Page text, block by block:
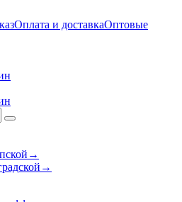
Оплата и доставкаОптовые
→
→